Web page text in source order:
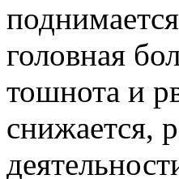
головная
тошнота и
снижается,